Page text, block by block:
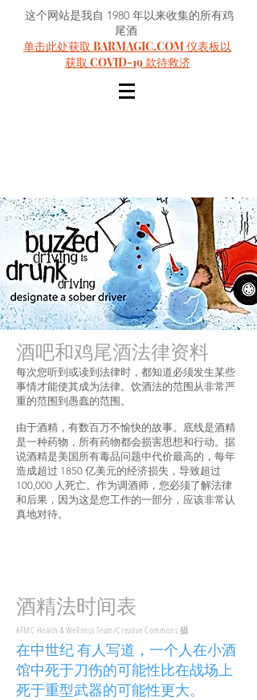
这个网站是我自 1980 年以来收集的所有鸡
尾酒
单击此处获取 BARMAGIC.COM 仪表板以
获取 COVID-19 款待救济
酒吧和鸡尾酒法律资料
每次您听到或读到法律时，都知道必须发生某些
事情才能使其成为法律。饮酒法的范围从非常严
重的范围到愚蠢的范围。
由于酒精，有数百万不愉快的故事。底线是酒精
是一种药物，所有药物都会损害思想和行动。据
说酒精是美国所有毒品问题中代价最高的，每年
造成超过 1850 亿美元的经济损失，导致超过
100,000 人死亡。作为调酒师，您必须了解法律
和后果，因为这是您工作的一部分，应该非常认
真地对待。
酒精法时间表
AFMC Health & Wellness Team/Creative Commons 摄
在中世纪 有人写道，一个人在小酒
馆中死于刀伤的可能性比在战场上
死于重型武器的可能性更大。